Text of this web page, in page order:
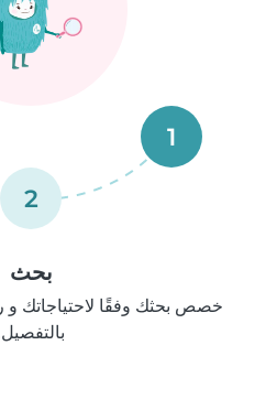
1
2
بحث
خصص بحثك وفقًا لاحتياجاتك و